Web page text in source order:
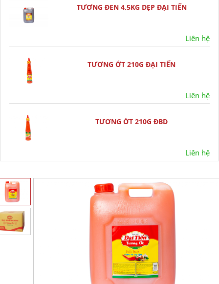
TƯƠNG ĐEN 4,5KG DẸP ĐẠI TIẾN
Liên hệ
TƯƠNG ỚT 210G ĐẠI TIẾN
Liên hệ
TƯƠNG ỚT 210G ĐBD
Liên hệ